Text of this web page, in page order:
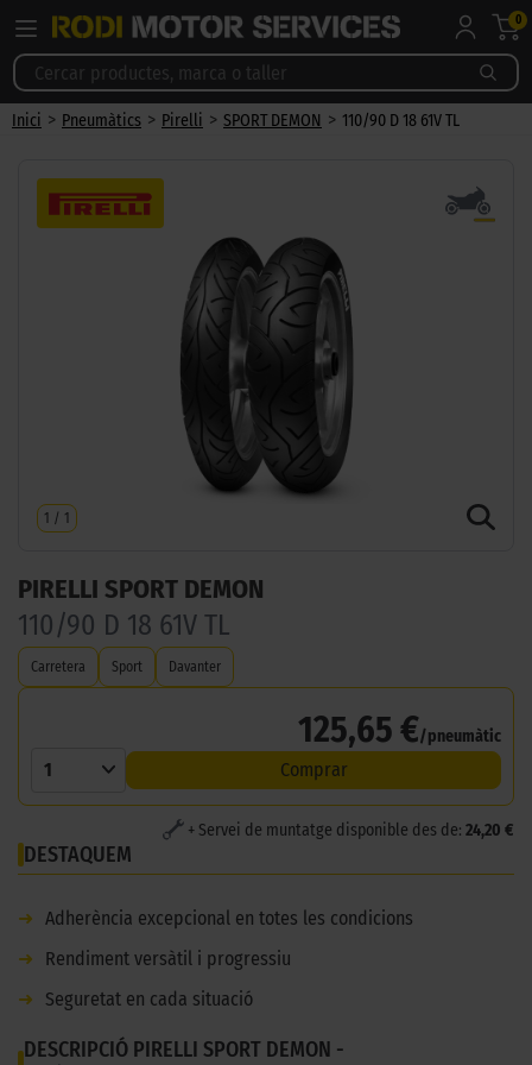
0
Inici > Pneumàtics > Pirelli > SPORT DEMON > 110/90 D 18 61V TL
1 / 1
PIRELLI SPORT DEMON
110/90 D 18 61V TL
Carretera Sport Davanter
125,65 €/pneumàtic
1 Comprar
+ Servei de muntatge disponible des de: 24,20 €
DESTAQUEM
➜
Adherència excepcional en totes les condicions
➜
Rendiment versàtil i progressiu
➜
Seguretat en cada situació
DESCRIPCIÓ PIRELLI SPORT DEMON -